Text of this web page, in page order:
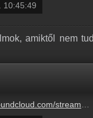
10:45:49
amiktől nem
4-visszatero-remalmok-amiktol-nem-tudunk-szabadulni-4.mp3